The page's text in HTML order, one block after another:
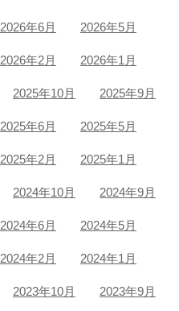
2026年6月 2026年5月
2026年2月 2026年1月
2025年10月 2025年9月
2025年6月 2025年5月
2025年2月 2025年1月
2024年10月 2024年9月
2024年6月 2024年5月
2024年2月 2024年1月
2023年10月 2023年9月